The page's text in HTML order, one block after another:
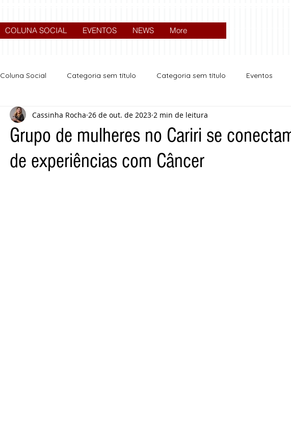
COLUNA SOCIAL EVENTOS NEWS More
Coluna Social Categoria sem título Categoria sem título Eventos
Nova categoria Expocrato 2024 Política
Grupo de mulheres no Cariri se
de experiências com Câncer
Cassinha Rocha 26 de out. de 2023 2 min de leitura